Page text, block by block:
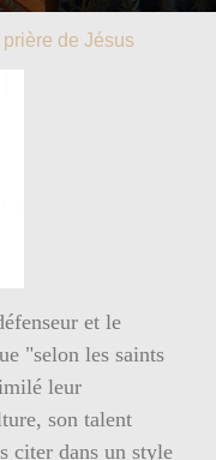
de Jésus
et le
"selon les saints
leur
son talent
citer dans un style